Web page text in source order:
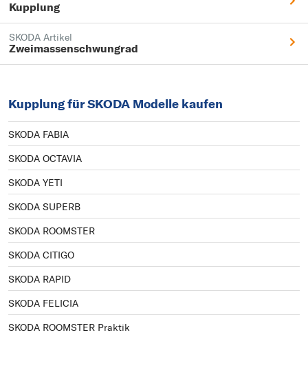
Kupplung
SKODA Artikel
Zweimassenschwungrad
Kupplung für SKODA Modelle kaufen
SKODA FABIA
SKODA OCTAVIA
SKODA YETI
SKODA SUPERB
SKODA ROOMSTER
SKODA CITIGO
SKODA RAPID
SKODA FELICIA
SKODA ROOMSTER Praktik